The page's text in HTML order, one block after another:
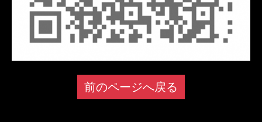
前のページへ戻る